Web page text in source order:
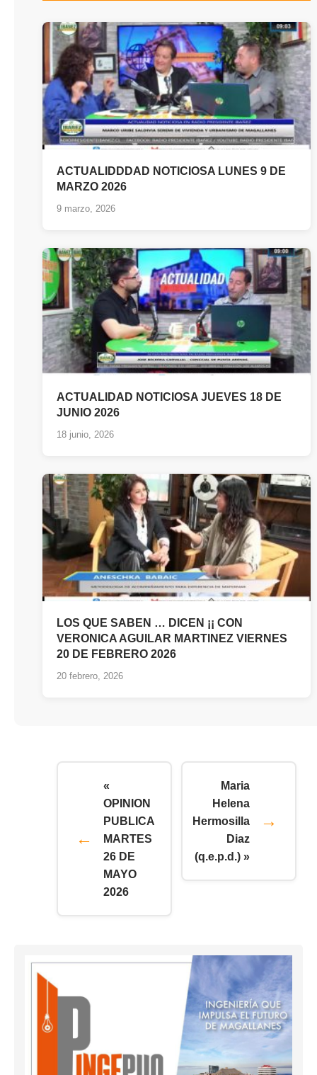
ACTUALIDDDAD NOTICIOSA LUNES 9 DE
MARZO 2026
9 marzo, 2026
ACTUALIDAD NOTICIOSA JUEVES 18 DE
JUNIO 2026
18 junio, 2026
LOS QUE SABEN … DICEN ¡¡ CON
VERONICA AGUILAR MARTINEZ VIERNES
20 DE FEBRERO 2026
20 febrero, 2026
«
OPINION
PUBLICA
MARTES
26 DE
MAYO
2026
Maria
Helena
Hermosilla
Diaz
(q.e.p.d.) »